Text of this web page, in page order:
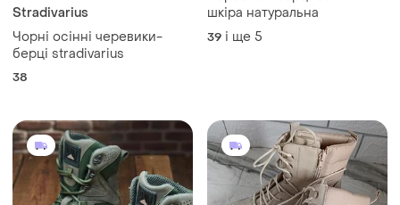
Stradivarius
Чорні осінні черевики-
берці stradivarius
38
шкіра натуральна
39 і ще 5